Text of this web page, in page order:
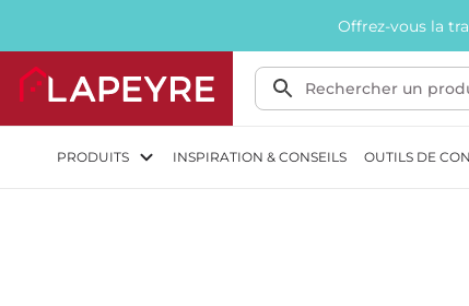
Offrez-vous la
PRODUITS INSPIRATION & CONSEILS OUTILS DE